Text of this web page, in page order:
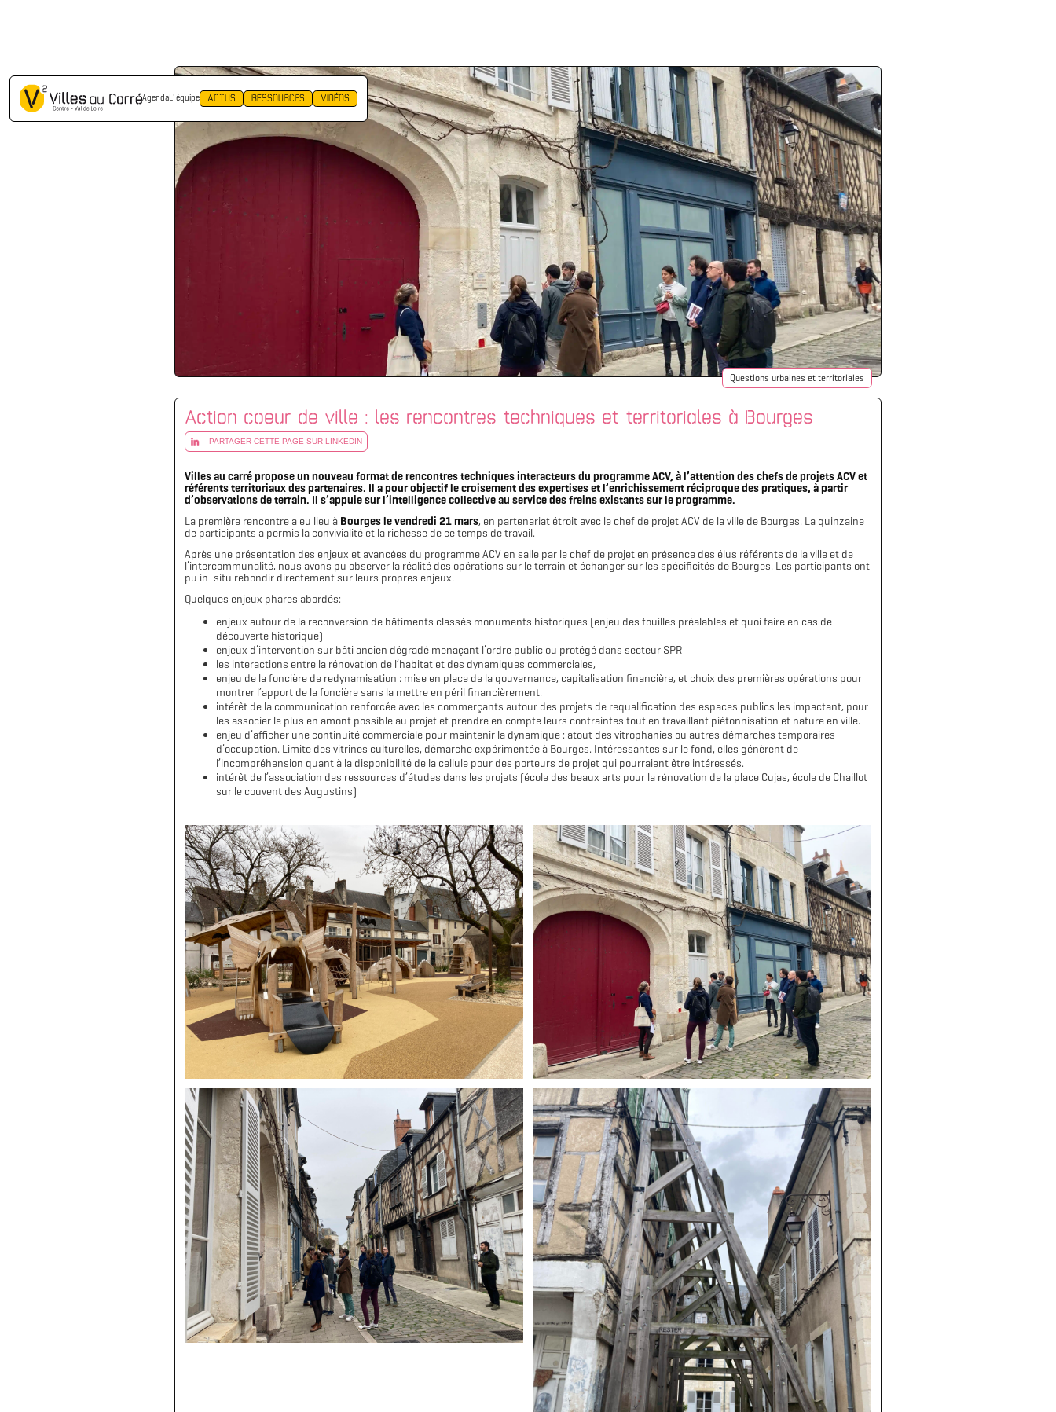
AgendaL' équipe ACTUS RESSOURCES VIDÉOS
Télécharger le logo
(format .svg)
Télécharger le dossier d'identité complet
(format .zip)
Questions urbaines et territoriales
Action coeur de ville : les rencontres techniques et territoriales à Bourges
PARTAGER CETTE PAGE SUR LINKEDIN
Villes au carré propose un nouveau format de rencontres techniques interacteurs du programme ACV, à l’attention des chefs de projets ACV et
référents territoriaux des partenaires. Il a pour objectif le croisement des expertises et l’enrichissement réciproque des pratiques, à partir
d’observations de terrain. Il s’appuie sur l’intelligence collective au service des freins existants sur le programme.
La première rencontre a eu lieu à Bourges le vendredi 21 mars, en partenariat étroit avec le chef de projet ACV de la ville de Bourges. La quinzaine
de participants a permis la convivialité et la richesse de ce temps de travail.
Après une présentation des enjeux et avancées du programme ACV en salle par le chef de projet en présence des élus référents de la ville et de
l’intercommunalité, nous avons pu observer la réalité des opérations sur le terrain et échanger sur les spécificités de Bourges. Les participants ont
pu in-situ rebondir directement sur leurs propres enjeux.
Quelques enjeux phares abordés:
enjeux autour de la reconversion de bâtiments classés monuments historiques (enjeu des fouilles préalables et quoi faire en cas de
découverte historique)
enjeux d’intervention sur bâti ancien dégradé menaçant l’ordre public ou protégé dans secteur SPR
les interactions entre la rénovation de l’habitat et des dynamiques commerciales,
enjeu de la foncière de redynamisation : mise en place de la gouvernance, capitalisation financière, et choix des premières opérations pour
montrer l’apport de la foncière sans la mettre en péril financièrement.
intérêt de la communication renforcée avec les commerçants autour des projets de requalification des espaces publics les impactant, pour
les associer le plus en amont possible au projet et prendre en compte leurs contraintes tout en travaillant piétonnisation et nature en ville.
enjeu d’afficher une continuité commerciale pour maintenir la dynamique : atout des vitrophanies ou autres démarches temporaires
d’occupation. Limite des vitrines culturelles, démarche expérimentée à Bourges. Intéressantes sur le fond, elles génèrent de
l’incompréhension quant à la disponibilité de la cellule pour des porteurs de projet qui pourraient être intéressés.
intérêt de l’association des ressources d’études dans les projets (école des beaux arts pour la rénovation de la place Cujas, école de Chaillot
sur le couvent des Augustins)